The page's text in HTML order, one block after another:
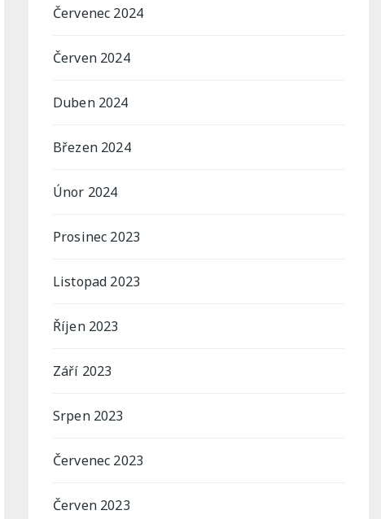
Červenec 2024
Červen 2024
Duben 2024
Březen 2024
Únor 2024
Prosinec 2023
Listopad 2023
Říjen 2023
Září 2023
Srpen 2023
Červenec 2023
Červen 2023